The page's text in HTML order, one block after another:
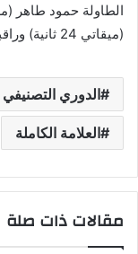
الطاولة حمود طاهر
(ميقاتي 24 ثانية) وراقبها وليد نعمان.
الدوري
العلامة الكاملة
مقالات ذات صلة